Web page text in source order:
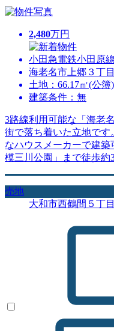
2,480万円
小田急電鉄小田原
海老名市上郷３丁目
土地：66.17㎡(公簿)
建築条件：無
3路線利用可能な「海老
街で落ち着いた立地です
なハウスメーカーで建
模三川公園」まで徒歩約
売地
大和市西鶴間５丁